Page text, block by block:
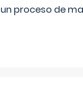
proceso de